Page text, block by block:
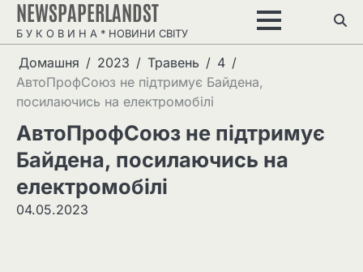
Перейти
вмісту
NEWSPAPERLANDST
Б У К О В И Н А * НОВИНИ СВІТУ
Домашня 2023 Травень
4
АвтоПрофСоюз не підтримує Байдена,
посилаючись на електромобілі
АвтоПрофСоюз не підтримує
Байдена, посилаючись на
електромобілі
04.05.2023